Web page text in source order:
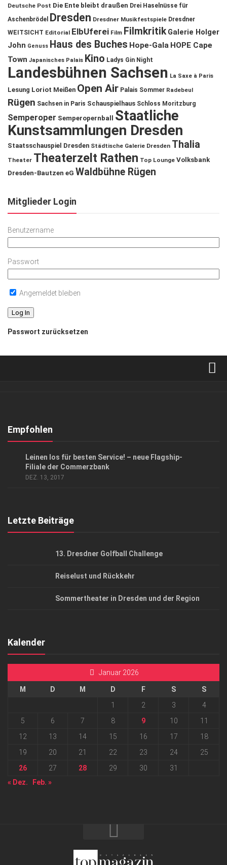
Deutsche Post Die Ente bleibt draußen Drei Haselnüsse für
Aschenbrödel
Dresden Dresdner Musikfestspiele Dresdner
WEITSICHT Editorial ElbUferei Film Filmkritik Galerie Holger
John Genuss Haus des Buches Hope-Gala HOPE Cape
Town Japanisches Palais Kino Ladys Gin Night
Landesbühnen Sachsen La Saxe à Paris
Lesung Loriot Meißen Open Air Palais Sommer Radebeul
Rügen Sachsen in Paris Schauspielhaus Schloss Moritzburg
Semperoper Semperopernball
Staatliche
Kunstsammlungen Dresden
Staatsschauspiel Dresden Städtische Galerie Dresden Thalia
Theater Theaterzelt Rathen Top Lounge Volksbank
Dresden-Bautzen eG Waldbühne Rügen
Mitglieder Login
Benutzername
Passwort
Angemeldet bleiben
Passwort zurücksetzen
Kontakt, Impressum
Empfohlen
Leinen los für besten Service! – neue Flagship-
Filiale der Commerzbank
DEZ. 13, 2017
Letzte Beiträge
13. Dresdner Golfball Challenge
Reiselust und Rückkehr
Sommertheater in Dresden und der Region
Kalender
Januar 2026
M D M D F S
S
1
2 3
4
5
6 7 8 9 10
11
12
13 14 15 16 17
18
19
20 21 22 23 24
25
26
27 28 29 30
31
« Dez.
Feb. »